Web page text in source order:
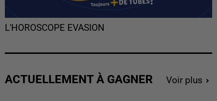
L'HOROSCOPE EVASION
ACTUELLEMENT À GAGNER Voir plus